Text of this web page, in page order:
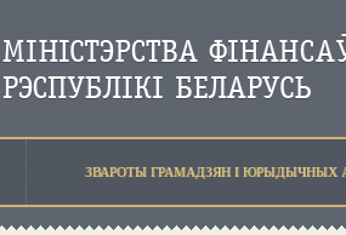
ЗВАРОТЫ ГРАМАДЗЯН I ЮРЫДЫЧНЫХ